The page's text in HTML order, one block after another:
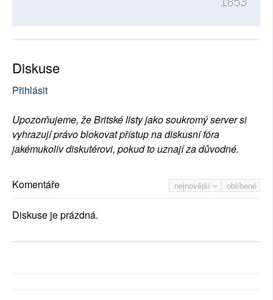
1853
Diskuse
Přihlásit
Upozorňujeme, že Britské listy jako soukromý server si
vyhrazují právo blokovat přístup na diskusní fóra
jakémukoliv diskutérovi, pokud to uznají za důvodné.
nejnovější oblíbené
Komentáře
Diskuse je prázdná.